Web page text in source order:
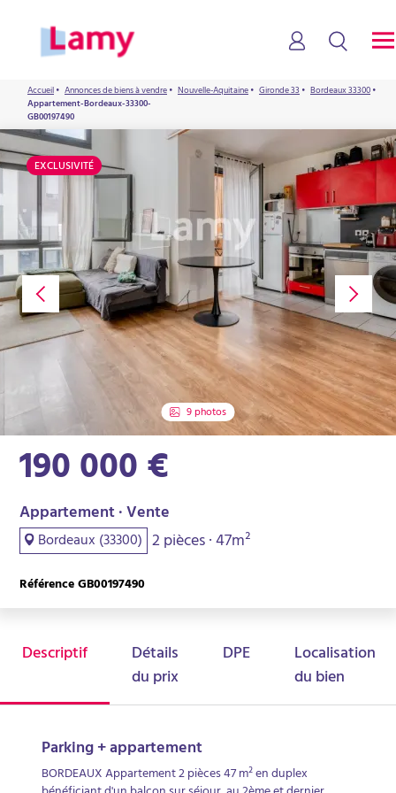
Accueil• Annonces de biens à vendre• Nouvelle-Aquitaine• Gironde 33• Bordeaux 33300•
Appartement-Bordeaux-33300-
GB00197490
EXCLUSIVITÉ
9 photos
Appartement · Vente
Bordeaux (33300) 2 pièces · 47m²
190 000 €
Référence GB00197490
Descriptif Détails
du prix
DPE Localisation
du bien
Parking + appartement
BORDEAUX Appartement 2 pièces 47 m² en duplex